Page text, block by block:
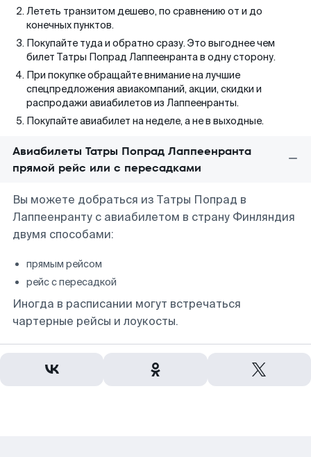
Лететь транзитом дешево, по сравнению от и до
конечных пунктов.
Покупайте туда и обратно сразу. Это выгоднее чем
билет Татры Попрад Лаппеенранта в одну сторону.
При покупке обращайте внимание на лучшие
спецпредложения авиакомпаний, акции, скидки и
распродажи авиабилетов из Лаппеенранты.
Покупайте авиабилет на неделе, а не в выходные.
Авиабилеты Татры Попрад Лаппеенранта
прямой рейс или с пересадками
Вы можете добраться из Татры Попрад в
Лаппеенранту с авиабилетом в страну Финляндия
двумя способами:
прямым рейсом
рейс с пересадкой
Иногда в расписании могут встречаться
чартерные рейсы и лоукосты.